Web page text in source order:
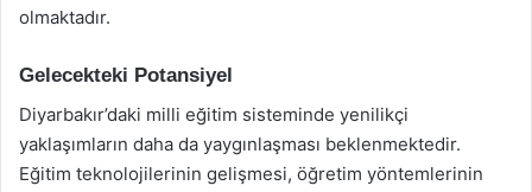
olmaktadır.
Gelecekteki Potansiyel
Diyarbakır’daki milli eğitim sisteminde yenilikçi
yaklaşımların daha da yaygınlaşması beklenmektedir.
Eğitim teknolojilerinin gelişmesi, öğretim yöntemlerinin